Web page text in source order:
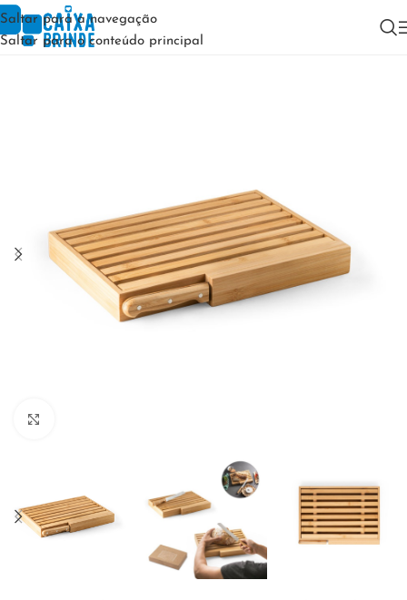
Saltar para a navegação
Saltar para o conteúdo principal